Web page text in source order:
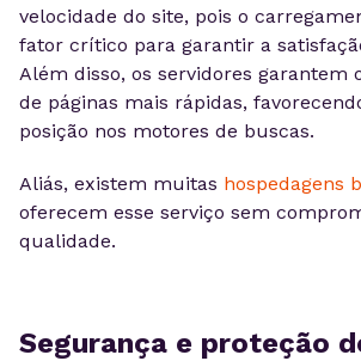
velocidade do site, pois o
fator crítico para garantir a
Além disso, os servidores garantem
de páginas mais rápidas,
posição nos motores de buscas.
Aliás, existem muitas hospedagens
oferecem esse serviço sem
qualidade.
Segurança e proteção